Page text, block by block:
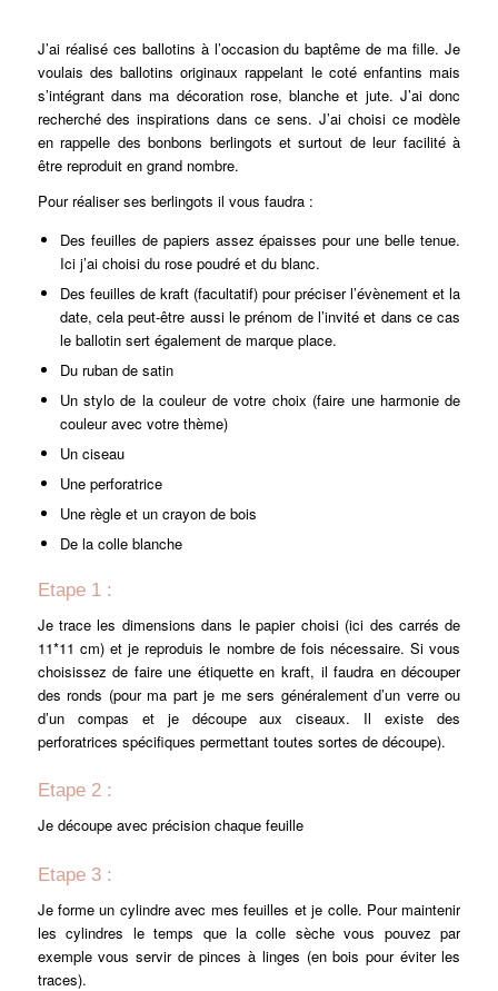
J’ai réalisé ces ballotins à l’occasion du baptême de ma fille. Je
voulais des ballotins originaux rappelant le coté enfantins mais
s’intégrant dans ma décoration rose, blanche et jute. J’ai donc
recherché des inspirations dans ce sens. J’ai choisi ce modèle
en rappelle des bonbons berlingots et surtout de leur facilité à
être reproduit en grand nombre.
Pour réaliser ses berlingots il vous faudra :
Des feuilles de papiers assez épaisses pour une belle tenue.
Ici j’ai choisi du rose poudré et du blanc.
Des feuilles de kraft (facultatif) pour préciser l’évènement et la
date, cela peut-être aussi le prénom de l’invité et dans ce cas
le ballotin sert également de marque place.
Du ruban de satin
Un stylo de la couleur de votre choix (faire une harmonie de
couleur avec votre thème)
Un ciseau
Une perforatrice
Une règle et un crayon de bois
De la colle blanche
Etape 1 :
Je trace les dimensions dans le papier choisi (ici des carrés de
11*11 cm) et je reproduis le nombre de fois nécessaire. Si vous
choisissez de faire une étiquette en kraft, il faudra en découper
des ronds (pour ma part je me sers généralement d’un verre ou
d’un compas et je découpe aux ciseaux. Il existe des
perforatrices spécifiques permettant toutes sortes de découpe).
Etape 2 :
Je découpe avec précision chaque feuille
Etape 3 :
Je forme un cylindre avec mes feuilles et je colle. Pour maintenir
les cylindres le temps que la colle sèche vous pouvez par
exemple vous servir de pinces à linges (en bois pour éviter les
traces).